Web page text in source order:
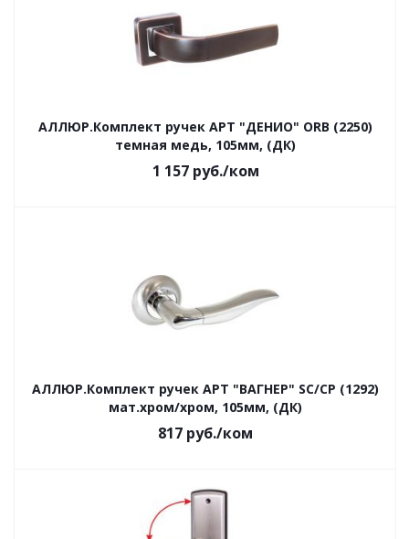
АЛЛЮР.Комплект ручек АРТ "ДЕНИО" ORB (2250)
темная медь, 105мм, (ДК)
1 157руб./ком
АЛЛЮР.Комплект ручек АРТ "ВАГНЕР" SC/CP (1292)
мат.хром/хром, 105мм, (ДК)
817 руб./ком